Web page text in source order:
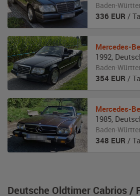
Deutsche Oldtimer Cabrios /
Baden-
336 EUR /
Mercedes-
1992,
Baden-
354 EUR /
Mercedes-
1985,
Baden-
348 EUR /